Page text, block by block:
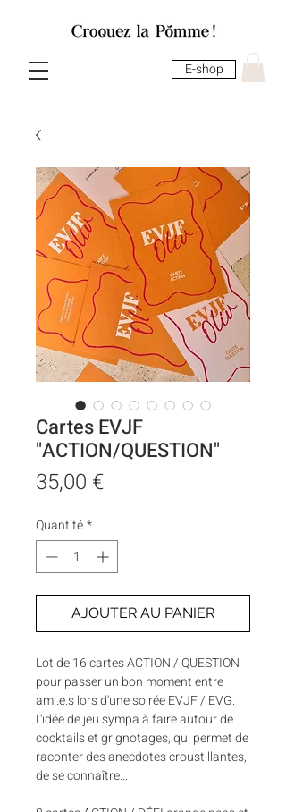
E-shop
Cartes EVJF
"ACTION/QUESTION"
35,00 €Prix
Quantité*
AJOUTER AU PANIER
Lot de 16 cartes ACTION / QUESTION
pour passer un bon moment entre
ami.e.s lors d'une soirée EVJF / EVG.
L'idée de jeu sympa à faire autour de
cocktails et grignotages, qui permet de
raconter des anecdotes croustillantes,
de se connaître...